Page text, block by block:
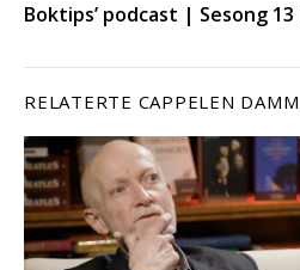
Boktips’ podcast | Sesong
RELATERTE CAPPELEN